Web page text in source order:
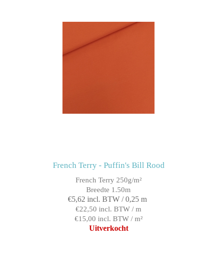
French Terry - Puffin's Bill Rood
French Terry 250g/m²
Breedte 1.50m
€5,62 incl. BTW / 0,25 m
€22,50 incl. BTW / m
€15,00 incl. BTW / m²
Uitverkocht